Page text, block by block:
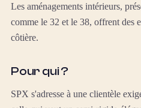
Les aménagements intérieurs,
comme le 32 et le 38, offrent des
côtière.
Pour qui ?
SPX s'adresse à une clientèle